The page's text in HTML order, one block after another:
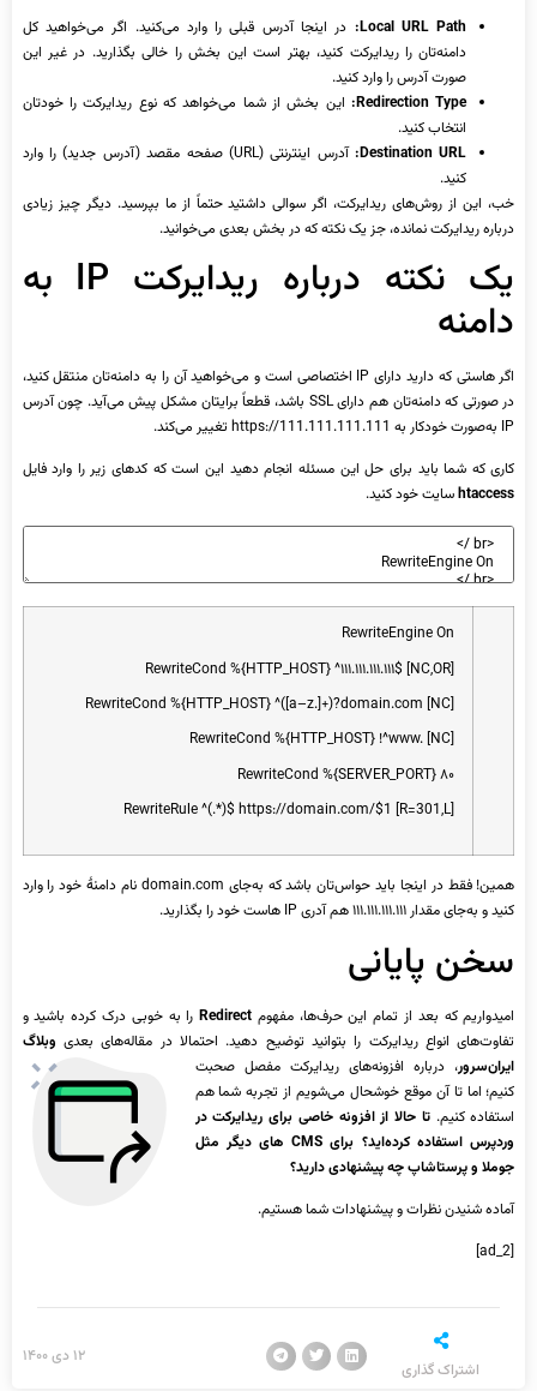
Local URL Path:
در اینجا آدرس قبلی را وارد می‌کنید. اگر می‌خواهید کل
دامنه‌تان را ریدایرکت کنید، بهتر است این بخش را خالی بگذارید. در غیر این
صورت آدرس را وارد کنید.
Redirection Type: این بخش از شما می‌خواهد که نوع ریدایرکت را خودتان
انتخاب کنید.
Destination URL:
آدرس اینترنتی (URL) صفحه مقصد (آدرس جدید) را وارد
کنید.
خب، این از روش‌های ریدایرکت، اگر سوالی داشتید حتماً از ما بپرسید. دیگر چیز زیادی
درباره ریدایرکت نمانده، جز یک نکته که در بخش بعدی می‌خوانید.
یک نکته درباره ریدایرکت IP به
دامنه
اگر هاستی که دارید دارای IP اختصاصی است و می‌خواهید آن را به دامنه‌تان منتقل کنید،
در صورتی که دامنه‌تان هم دارای SSL باشد، قطعاً برایتان مشکل پیش می‌آید. چون آدرس
IP به‌صورت خودکار به https://111.111.111.111 تغییر می‌کند.
کاری که شما باید برای حل این مسئله انجام دهید این است که کدهای زیر را وارد فایل
htaccessسایت خود کنید.
RewriteEngineOn
RewriteCond %{HTTP_HOST}^۱۱۱.۱۱۱.۱۱۱.۱۱۱$ [NC,OR]
RewriteCond %{HTTP_HOST}^([a–z.]+)?domain.com [NC]
RewriteCond %{HTTP_HOST} !^www. [NC]
RewriteCond %{SERVER_PORT}۸۰
RewriteRule^(.*)$ https://domain.com/$1 [R=301,L]
همین! فقط در اینجا باید حواس‌تان باشد که به‌جای domain.com نام دامنۀ خود را وارد
کنید و به‌جای مقدار ۱۱۱.۱۱۱.۱۱۱.۱۱۱ هم آدری IP هاست خود را بگذارید.
سخن پایانی
امیدواریم که بعد از تمام این حرف‌ها، مفهوم Redirectرا به خوبی درک کرده باشید و
تفاوت‌های انواع ریدایرکت را بتوانید توضیح دهید. احتمالا در مقاله‌های بعدی وبلاگ
ایران‌سرور، درباره افزونه‌های ریدایرکت مفصل صحبت
کنیم؛ اما تا آن موقع خوشحال می‌شویم از تجربه شما هم
استفاده کنیم.تا حالا از افزونه خاصی برای ریدایرکت در
وردپرس استفاده کرده‌اید؟ برای CMS های دیگر مثل
جوملا و پرستاشاپ چه پیشنهادی دارید؟
آماده شنیدن نظرات و پیشنهادات شما هستیم.
[ad_2]
اشتراک گذاری
۱۲ دی ۱۴۰۰